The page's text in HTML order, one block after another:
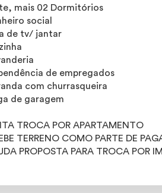
mais 02 Dormitórios
social
de tv/ jantar
de empregados
com churrasqueira
de garagem
TROCA POR APARTAMENTO
TERRENO COMO PARTE DE
PROPOSTA PARA TROCA POR